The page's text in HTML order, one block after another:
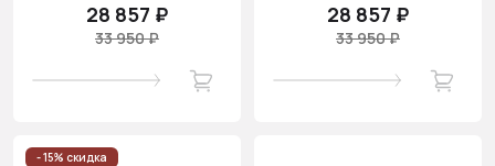
28 857 ₽
33 950 ₽
28 857 ₽
33 950 ₽
- 15% скидка